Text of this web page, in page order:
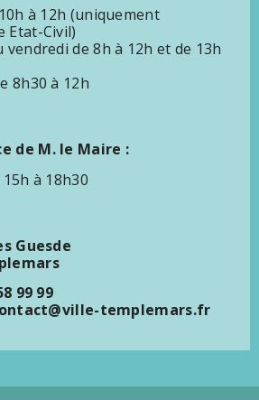
à 12h (uniquement
Etat-Civil)
vendredi de 8h à 12h et de 13h
8h30 à 12h
de M. le Maire :
à 18h30
Guesde
99 99
templemars.fr